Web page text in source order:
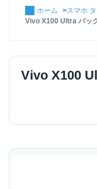
ホーム スマホ
Vivo X100 Ultra バッ
Vivo X100